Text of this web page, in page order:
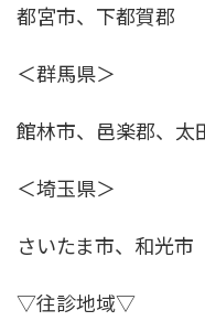
都宮市、下都賀郡
＜群馬県＞
館林市、邑楽郡、太
＜埼玉県＞
さいたま市、和光市
▽往診地域▽